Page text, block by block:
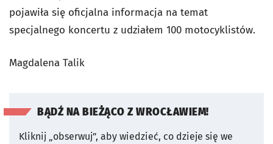
pojawiła się oficjalna informacja na temat
specjalnego koncertu z udziałem 100 motocyklistów.
Magdalena Talik
BĄDŹ NA BIEŻĄCO Z WROCŁAWIEM!
Kliknij „obserwuj”, aby wiedzieć, co dzieje się we